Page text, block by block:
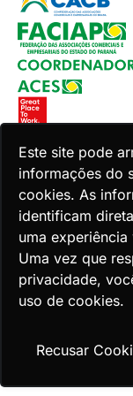
Este site pode
informações do
cookies. As
identificam
uma
Uma vez que
privacidade,
uso de cookies.
Recusar
Copyright 2026
Desenvolvido por